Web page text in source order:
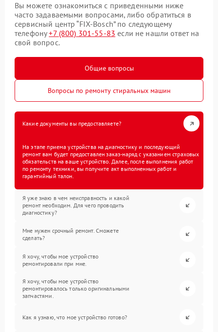
Вы можете ознакомиться с приведенными ниже
часто задаваемыми вопросами, либо обратиться в
сервисный центр “FIX-Bosch” по следующему
телефону+7 (800) 301-55-83 если не нашли ответ на
свой вопрос.
Общие вопросы
Вопросы по ремонту стиральных машин
Какие документы вы предоставляете?
На этапе приема устройства на диагностику и последующий
ремонт вам будет предоставлен заказ-наряд с указанием страховых
обязательств на ваше устройство. Далее, после выполнения работ
по ремонту техники, вы получите акт выполненных работ и
гарантийный талон.
Я уже знаю в чем неисправность и какой
ремонт необходим. Для чего проводить
диагностику?
Мне нужен срочный ремонт. Сможете
сделать?
Я хочу, чтобы мое устройство
ремонтировали при мне.
Я хочу, чтобы мое устройство
ремонтировалось только оригинальными
запчастями.
Как я узнаю, что мое устройство готово?